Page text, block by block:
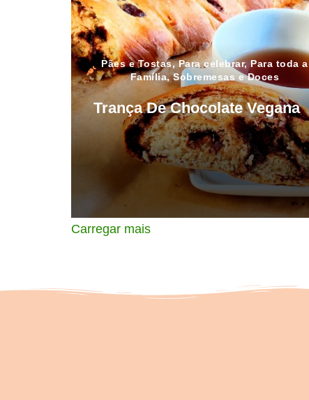
Pães e Tostas,Para celebrar,Para toda a
Família,Sobremesas e Doces
Trança De Chocolate Vegana
Carregar mais